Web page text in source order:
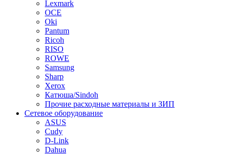
Lexmark
OCE
Oki
Pantum
Ricoh
RISO
ROWE
Samsung
Sharp
Xerox
Катюша/Sindoh
Прочие расходные материалы и ЗИП
Сетевое оборудование
ASUS
Cudy
D-Link
Dahua